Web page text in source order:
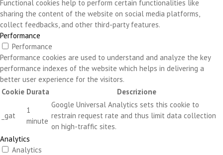
Functional cookies help to perform certain functionalities like
sharing the content of the website on social media platforms,
collect feedbacks, and other third-party features.
Performance
Performance
Performance cookies are used to understand and analyze the key
performance indexes of the website which helps in delivering a
better user experience for the visitors.
Cookie Durata Descrizione
_gat
1
minute
Google Universal Analytics sets this cookie to
restrain request rate and thus limit data collection
on high-traffic sites.
Analytics
Analytics